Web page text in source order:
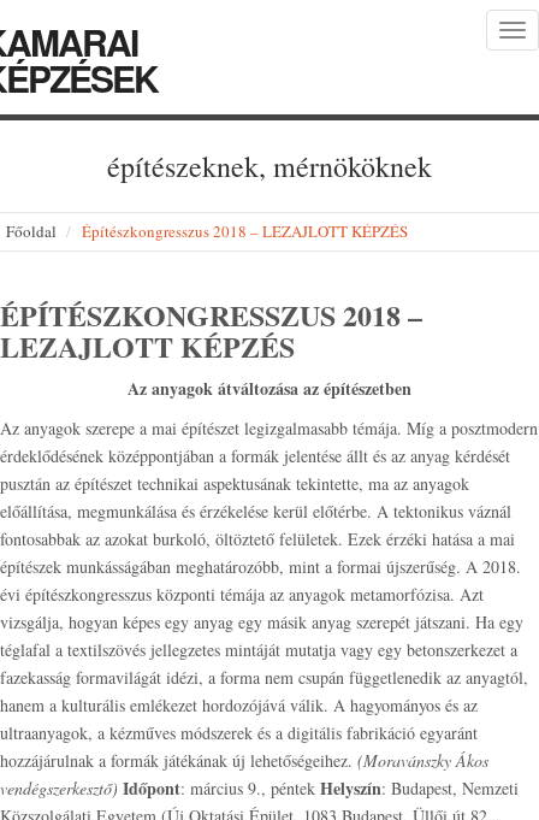
építészeknek, mérnököknek
Főoldal Építészkongresszus 2018 – LEZAJLOTT KÉPZÉS
ÉPÍTÉSZKONGRESSZUS 2018 –
LEZAJLOTT KÉPZÉS
Az anyagok átváltozása az építészetben
Az anyagok szerepe a mai építészet legizgalmasabb témája. Míg a posztmodern
érdeklődésének középpontjában a formák jelentése állt és az anyag kérdését
pusztán az építészet technikai aspektusának tekintette, ma az anyagok
előállítása, megmunkálása és érzékelése kerül előtérbe. A tektonikus váznál
fontosabbak az azokat burkoló, öltöztető felületek. Ezek érzéki hatása a mai
építészek munkásságában meghatározóbb, mint a formai újszerűség. A 2018.
évi építészkongresszus központi témája az anyagok metamorfózisa. Azt
vizsgálja, hogyan képes egy anyag egy másik anyag szerepét játszani. Ha egy
téglafal a textilszövés jellegzetes mintáját mutatja vagy egy betonszerkezet a
fazekasság formavilágát idézi, a forma nem csupán függetlenedik az anyagtól,
hanem a kulturális emlékezet hordozójává válik. A hagyományos és az
ultraanyagok, a kézműves módszerek és a digitális fabrikáció egyaránt
hozzájárulnak a formák játékának új lehetőségeihez. (Moravánszky Ákos
vendégszerkesztő) Időpont: március 9., péntek Helyszín: Budapest, Nemzeti